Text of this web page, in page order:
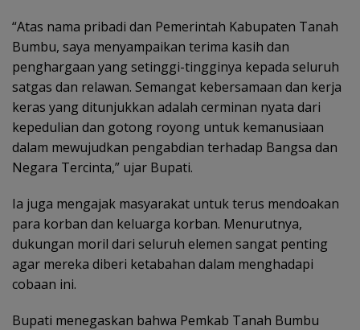
“Atas nama pribadi dan Pemerintah Kabupaten Tanah
Bumbu, saya menyampaikan terima kasih dan
penghargaan yang setinggi-tingginya kepada seluruh
satgas dan relawan. Semangat kebersamaan dan kerja
keras yang ditunjukkan adalah cerminan nyata dari
kepedulian dan gotong royong untuk kemanusiaan
dalam mewujudkan pengabdian terhadap Bangsa dan
Negara Tercinta,” ujar Bupati.
Ia juga mengajak masyarakat untuk terus mendoakan
para korban dan keluarga korban. Menurutnya,
dukungan moril dari seluruh elemen sangat penting
agar mereka diberi ketabahan dalam menghadapi
cobaan ini.
Bupati menegaskan bahwa Pemkab Tanah Bumbu